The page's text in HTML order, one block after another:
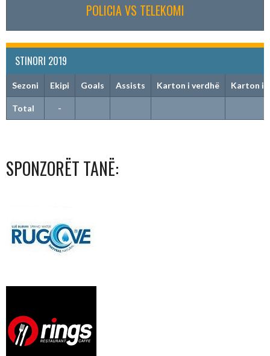
POLICIA VS TELEKOMI
STINORI 2019
Sezoni Ekipi Goals Assists Karton i verdhë Karton i
Total -
SPONZORËT TANË: